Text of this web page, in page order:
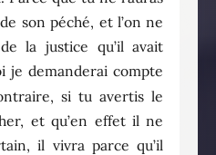
son péché, et l’on ne
la justice qu’il avait
je demanderai compte
si tu avertis le
et qu’en effet il ne
il vivra parce qu’il